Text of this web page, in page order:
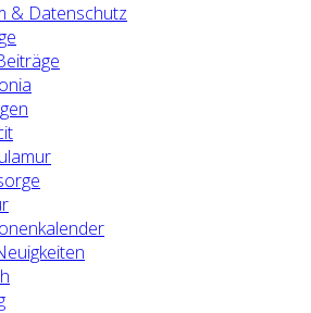
& Datenschutz